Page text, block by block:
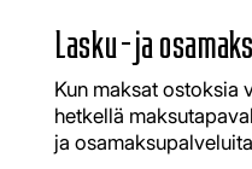
Lasku - ja
Kun maksat ostoksia
hetkellä
ja